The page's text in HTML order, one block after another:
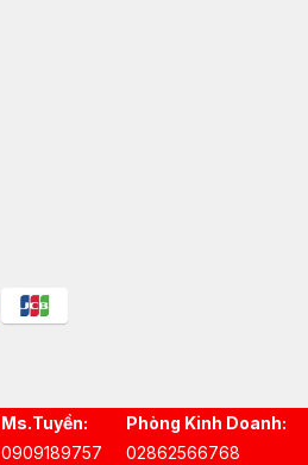
Ms.Tuyền:
0909189757
Phòng Kinh Doanh:
02862566768